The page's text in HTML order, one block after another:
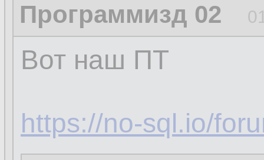
Программизд 02
Вот наш ПТ
https://no-sql.io/